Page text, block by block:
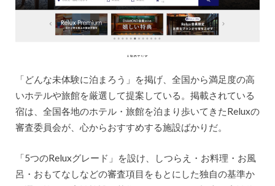
「どんな未体験に泊まろう」を掲げ、全国から満足度の高
いホテルや旅館を厳選して提案している。掲載されている
宿は、全国各地のホテル・旅館を泊まり歩いてきたReluxの
審査委員会が、心からおすすめする施設ばかりだ。
「5つのReluxグレード」を設け、しつらえ・お料理・お風
呂・おもてなしなどの審査項目をもとにした独自の基準か